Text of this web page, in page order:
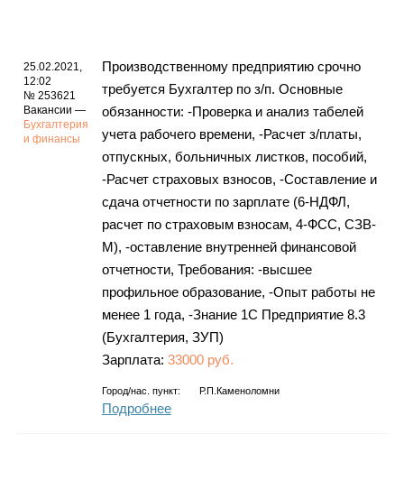
25.02.2021,
12:02
№ 253621
Вакансии —
Бухгалтерия
и финансы
Производственному предприятию срочно
требуется Бухгалтер по з/п. Основные
обязанности: -Проверка и анализ табелей
учета рабочего времени, -Расчет з/платы,
отпускных, больничных листков, пособий,
-Расчет страховых взносов, -Составление и
сдача отчетности по зарплате (6-НДФЛ,
расчет по страховым взносам, 4-ФСС, СЗВ-
М), -оставление внутренней финансовой
отчетности, Требования: -высшее
профильное образование, -Опыт работы не
менее 1 года, -Знание 1С Предприятие 8.3
(Бухгалтерия, ЗУП)
Зарплата: 33000 руб.
Город/нас. пункт: Р.п.Каменоломни
Подробнее